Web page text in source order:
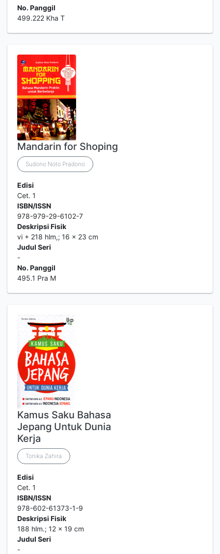
No. Panggil
499.222 Kha T
Mandarin for Shoping
Sudono Noto Pradono
Edisi
Cet. 1
ISBN/ISSN
978-979-29-6102-7
Deskripsi Fisik
vi + 218 hlm,; 16 x 23 cm
Judul Seri
-
No. Panggil
495.1 Pra M
Kamus Saku Bahasa
Jepang Untuk Dunia
Kerja
Tonika Zahira
Edisi
Cet. 1
ISBN/ISSN
978-602-61373-1-9
Deskripsi Fisik
188 hlm.; 12 x 19 cm
Judul Seri
-